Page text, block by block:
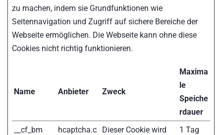
zu machen, indem sie Grundfunktionen wie
Seitennavigation und Zugriff auf sichere Bereiche der
Webseite ermöglichen. Die Webseite kann ohne diese
Cookies nicht richtig funktionieren.
Name Anbieter Zweck
Maxima
le
Speiche
rdauer
__cf_bm
hcaptcha.c
Dieser Cookie wird
1 Tag